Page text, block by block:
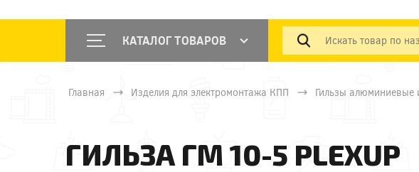
КАТАЛОГ ТОВАРОВ
Главная Изделия для электромонтажа КПП Гильзы алюминиевые
ГИЛЬЗА ГМ 10-5 PLEXUP